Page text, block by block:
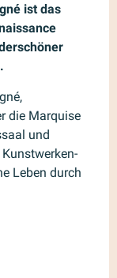
ist das
die Marquise
und
Leben durch